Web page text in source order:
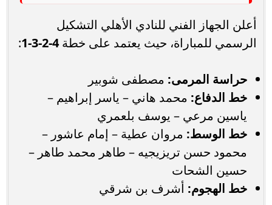
أعلن الجهاز الفني للنادي الأهلي التشكيل
الرسمي للمباراة، حيث يعتمد على خطة 4-2-3-1
:
حراسة المرمى: مصطفى شوبير
خط الدفاع: محمد هاني – ياسر إبراهيم –
ياسين مرعي – يوسف بلعمري
خط الوسط: مروان عطية – إمام عاشور –
محمود حسن تريزيجيه – طاهر محمد طاهر –
حسين الشحات
خط الهجوم: أشرف بن شرقي